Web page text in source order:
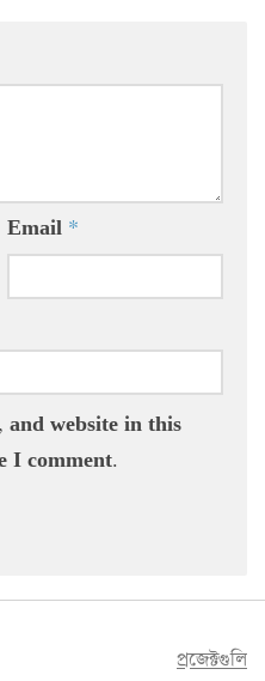
Email *
and website in this
I comment.
প্রজেক্টগুলি